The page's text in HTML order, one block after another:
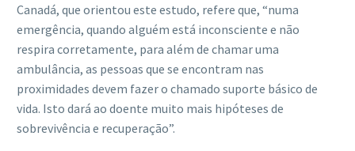
Canadá, que orientou este estudo, refere que, “numa
emergência, quando alguém está inconsciente e não
respira corretamente, para além de chamar uma
ambulância, as pessoas que se encontram nas
proximidades devem fazer o chamado suporte básico de
vida. Isto dará ao doente muito mais hipóteses de
sobrevivência e recuperação”.